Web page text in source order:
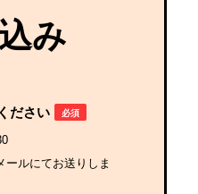
み
ださい 必須
ールにてお送りしま